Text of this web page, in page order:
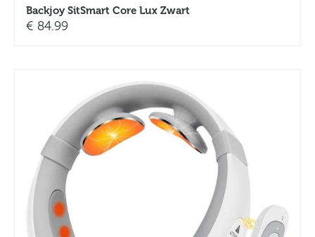
Backjoy SitSmart Core Lux Zwart
€ 84.99